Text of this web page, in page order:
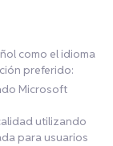
como el idioma
preferido:
Microsoft
utilizando
para usuarios